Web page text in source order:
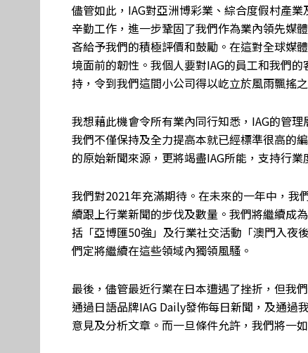
儘管如此，IAG對亞洲博彩業、綜合度假村產
辛勤工作，進一步鞏固了我們作為業內領先媒
吝給予我們的積極評價和鼓勵。在這對全球媒
境面前的韌性。我個人要對IAG的員工和我們
持，令到我們這間小公司得以屹立於風雨飄搖
我想藉此機會令所有業內同行知悉，IAG的管
我們不僅保持及全力提高本就已經標準很高的
的原始新聞來源，更將竭盡IAG所能，支持行
我們對2021年充滿期待。在未來的一年中，我
續跟上行業新聞的步伐及數量。我們將繼續成
括「亞博匯50強」及行業社交活動「澳門入夜
們定將繼續在這些領域內獨領風騷。
最後，儘管最近行業在日本遭遇了挫折，但我
通過日語品牌IAG Daily發佈每日新聞，及通過
意見及分析文章。而一旦條件允許，我們將一